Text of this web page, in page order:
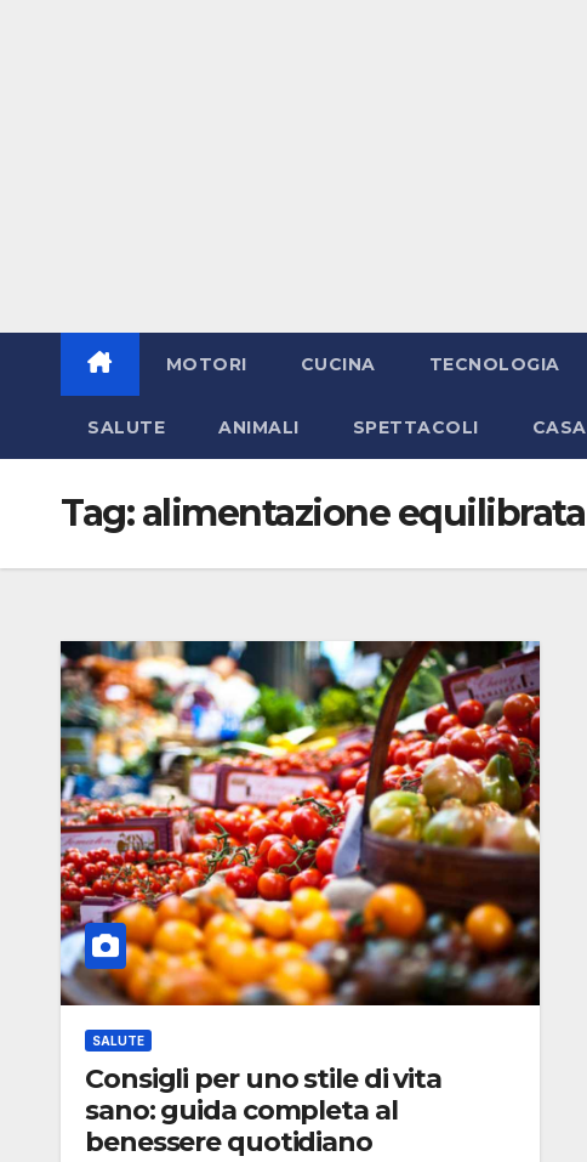
MOTORI CUCINA TECNOLOGIA
SALUTE ANIMALI SPETTACOLI CASA
Tag:alimentazione equilibrata
SALUTE
Consigli per uno stile di vita
sano: guida completa al
benessere quotidiano